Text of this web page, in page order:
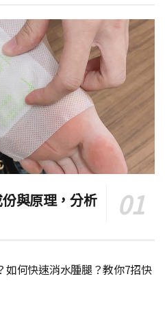
與原理，分析
如何快速消水腫腿？教你7招快